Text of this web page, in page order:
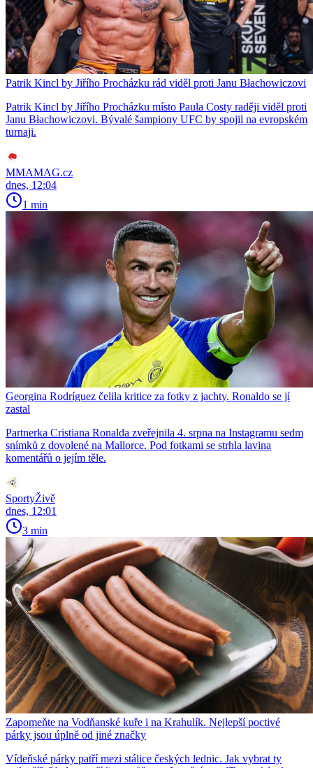
Patrik Kincl by Jiřího Procházku rád viděl proti Janu Błachowiczovi
Patrik Kincl by Jiřího Procházku místo Paula Costy raději viděl proti
Janu Błachowiczovi. Bývalé šampiony UFC by spojil na evropském
turnaji.
MMAMAG.cz
dnes, 12:04
1 min
Georgina Rodríguez čelila kritice za fotky z jachty. Ronaldo se jí
zastal
Partnerka Cristiana Ronalda zveřejnila 4. srpna na Instagramu sedm
snímků z dovolené na Mallorce. Pod fotkami se strhla lavina
komentářů o jejím těle.
SportyŽivě
dnes, 12:01
3 min
Zapomeňte na Vodňanské kuře i na Krahulík. Nejlepší poctivé
párky jsou úplně od jiné značky
Vídeňské párky patří mezi stálice českých lednic. Jak vybrat ty